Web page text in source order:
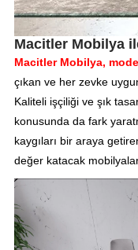
Macitler Mobilya
Macitler Mobilya,
çıkan ve her zevke
Kaliteli işçiliği ve şık
konusunda da fark
kaygıları bir araya
değer katacak